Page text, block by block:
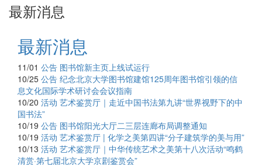
最新消息
最新消息
11/01 公告 图书馆新主页上线试运行
10/25 公告 纪念北京大学图书馆建馆125周年图书馆引领的信
息文化国际学术研讨会会议指南
10/20 活动 艺术鉴赏厅｜走近中国书法第九讲“世界视野下的中
国书法”
10/19 公告 图书馆阳光大厅二三层连廊布局调整通知
10/19 活动 艺术鉴赏厅 | 化学之美第四讲“分子建筑学的美与用”
10/13 活动 艺术鉴赏厅｜中华传统艺术之美第十八次活动“鸣鹤
清赏·第七届北京大学京剧鉴赏会”